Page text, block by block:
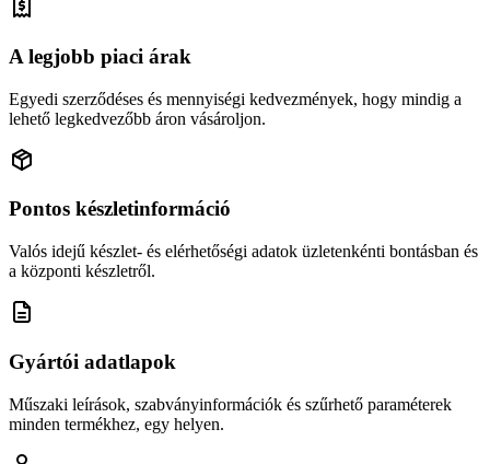
A legjobb piaci árak
Egyedi szerződéses és mennyiségi kedvezmények, hogy mindig a
lehető legkedvezőbb áron vásároljon.
Pontos készletinformáció
Valós idejű készlet- és elérhetőségi adatok üzletenkénti bontásban és
a központi készletről.
Gyártói adatlapok
Műszaki leírások, szabványinformációk és szűrhető paraméterek
minden termékhez, egy helyen.